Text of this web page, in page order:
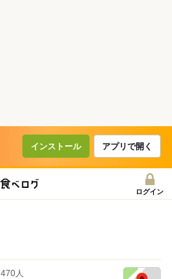
インストール アプリで開く
ログイン
470人